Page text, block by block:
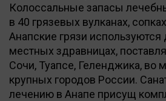
Колоссальные запасы
в 40 грязевых вулканах,
Анапские грязи используются
местных здравницах,
Сочи, Туапсе, Геленджика, во
крупных городов России.
лечению в Анапе присущ